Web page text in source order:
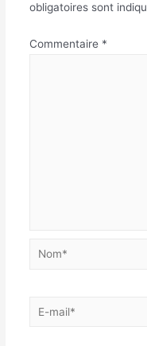
obligatoires sont
Commentaire *